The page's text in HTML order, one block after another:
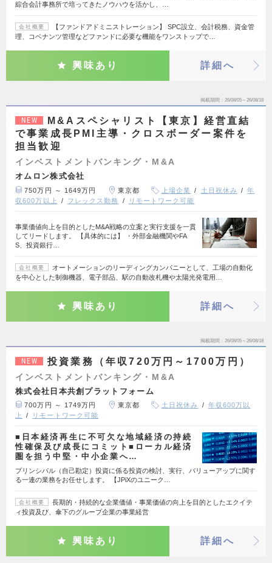
綜合会計事務所で培ってきたノウハウを活かし、…
会社概要
【ファンドアドミニストレーション】 SPC設立、会計税務、資金管
理、コベナンツ管理などファンドに必要な機能をワンストップで…
興味あり 詳細へ
掲載期間 26/08/05～26/08/18
NEW
M&Aスペシャリスト【東京】経営直結
で事業成長PMI主導・クロスボーダー案件を
担当歓迎
インベストメントバンキング・M&A
オムロン株式会社
750万円 ～ 1649万円 東京都 上場企業 土日祝休み
年
収600万以上
フレックス勤務 リモートワーク可能
事業価値向上を目的としたM&A戦略の立案と実行支援を一貫
してリードします。 【具体的には】 ・外部金融機関やFA
S、投資銀行…
会社概要
オートメーションのリーディングカンパニーとして、工場の自動化
を中心とした制御機器、電子部品、駅の自動改札機や太陽光発電用…
興味あり 詳細へ
掲載期間 26/08/05～26/08/18
NEW 投資業務（年収720万円～1700万円）
インベストメントバンキング・M&A
株式会社日本共創プラットフォーム
700万円 ～ 1749万円 東京都 土日祝休み
年収600万以
上
リモートワーク可能
■日本経済再生に不可欠な地域経済の持続
性確保及び成長にコミット■ローカル経済
圏を担う中堅・中小企業へ…
プリンシパル（自己勘定）投資に係る投資の検討、実行、バリューアップに関す
る一連の業務をお任せします。 【JPiXのユニーク…
会社概要
長期的・持続的な企業価値・事業価値の向上を目的としたエクイテ
ィ投資及び、傘下のグループ企業の事業経営
興味あり 詳細へ